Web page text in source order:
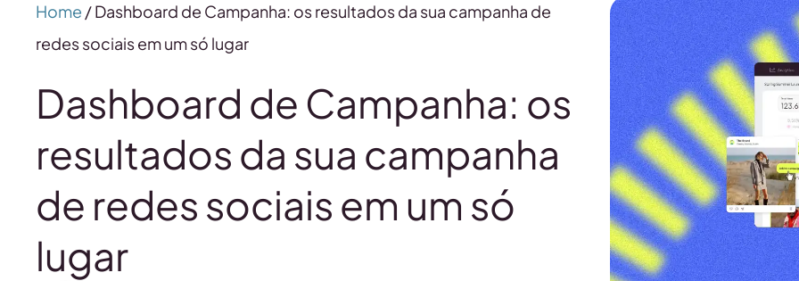
Home /Dashboard de Campanha: os resultados da sua campanha de
redes sociais em um só lugar
Dashboard de Campanha: os
resultados da sua campanha
de redes sociais em um só
lugar